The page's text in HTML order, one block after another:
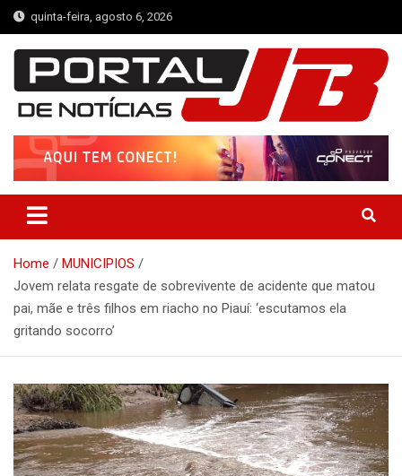
Skip
to
content
quinta-feira, agosto 6, 2026
Portal de Notícias JB
Notícias de Simplício Mendes e Região
Home
MUNICIPIOS
Jovem relata resgate de sobrevivente de acidente que matou
pai, mãe e três filhos em riacho no Piauí: ‘escutamos ela
gritando socorro’